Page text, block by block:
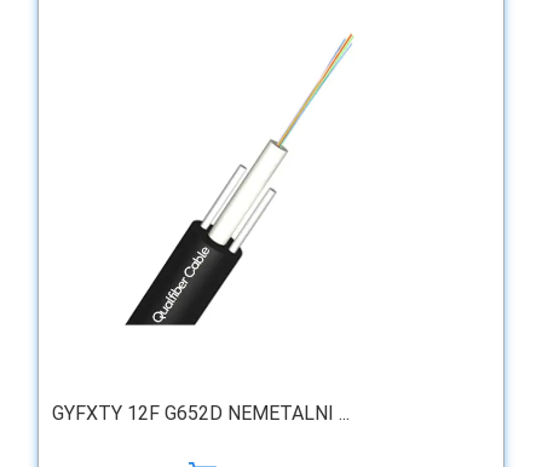
GYFXTY 12F G652D NEMETALNI ...